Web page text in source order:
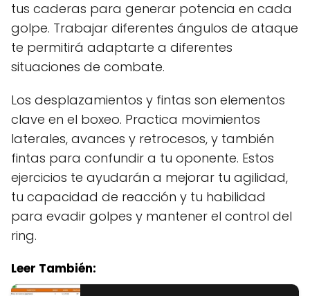
tus caderas para generar potencia en cada
golpe. Trabajar diferentes ángulos de ataque
te permitirá adaptarte a diferentes
situaciones de combate.
Los desplazamientos y fintas son elementos
clave en el boxeo. Practica movimientos
laterales, avances y retrocesos, y también
fintas para confundir a tu oponente. Estos
ejercicios te ayudarán a mejorar tu agilidad,
tu capacidad de reacción y tu habilidad
para evadir golpes y mantener el control del
ring.
Leer También: